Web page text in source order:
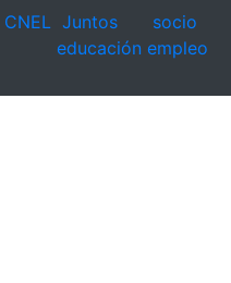
CNEL Juntos
educación
socio
empleo